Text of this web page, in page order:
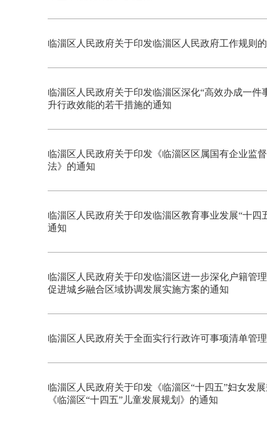
临淄区人民政府关于印发临淄区人民政府工作规则
临淄区人民政府关于印发临淄区深化“高效办成一件
升行政效能的若干措施的通知
临淄区人民政府关于印发《临淄区区属国有企业监
法》的通知
临淄区人民政府关于印发临淄区教育事业发展“十四
通知
临淄区人民政府关于印发临淄区进一步深化户籍管
促进城乡融合区域协调发展实施方案的通知
临淄区人民政府关于全面实行行政许可事项清单管
临淄区人民政府关于印发《临淄区“十四五”妇女发
《临淄区“十四五”儿童发展规划》的通知